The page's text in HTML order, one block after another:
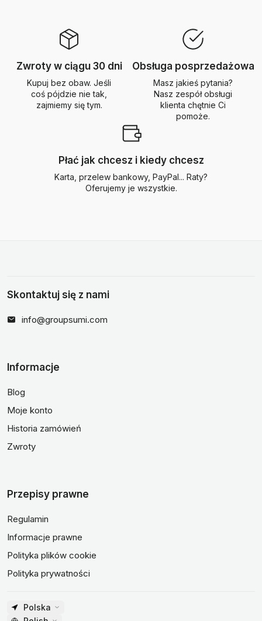
Zwroty w ciągu 30 dni
Kupuj bez obaw. Jeśli
coś pójdzie nie tak,
zajmiemy się tym.
Obsługa posprzedażowa
Masz jakieś pytania?
Nasz zespół obsługi
klienta chętnie Ci
pomoże.
Płać jak chcesz i kiedy chcesz
Karta, przelew bankowy, PayPal... Raty?
Oferujemy je wszystkie.
Skontaktuj się z nami
info@groupsumi.com
Informacje
Blog
Moje konto
Historia zamówień
Zwroty
Przepisy prawne
Regulamin
Informacje prawne
Polityka plików cookie
Polityka prywatności
Polska